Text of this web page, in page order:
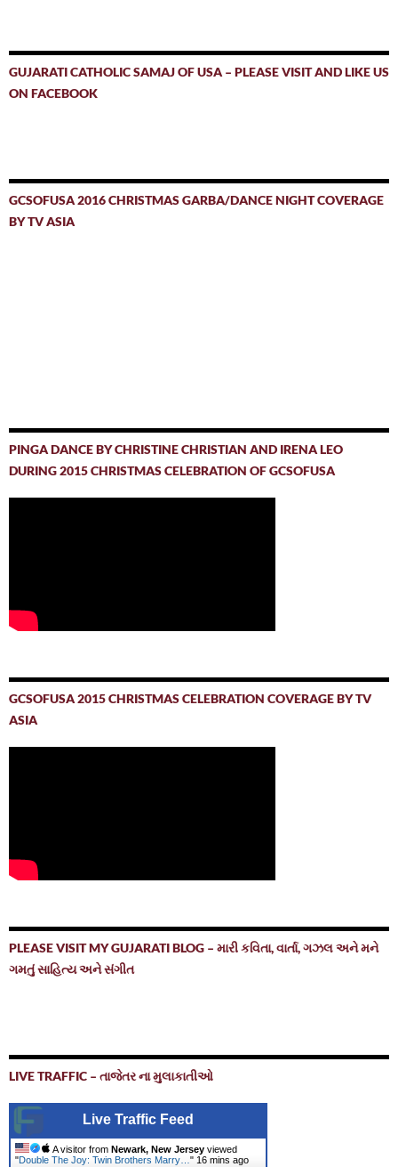
GUJARATI CATHOLIC SAMAJ OF USA – PLEASE VISIT AND LIKE US
ON FACEBOOK
GCSOFUSA 2016 CHRISTMAS GARBA/DANCE NIGHT COVERAGE
BY TV ASIA
PINGA DANCE BY CHRISTINE CHRISTIAN AND IRENA LEO
DURING 2015 CHRISTMAS CELEBRATION OF GCSOFUSA
GCSOFUSA 2015 CHRISTMAS CELEBRATION COVERAGE BY TV
ASIA
PLEASE VISIT MY GUJARATI BLOG – મારી કવિતા, વાર્તા, ગઝલ અને મને
ગમતું સાહિત્ય અને સંગીત
LIVE TRAFFIC – તાજેતર ના મુલાકાતીઓ
Live Traffic Feed
A visitor from Newark, New Jersey viewed
"Double The Joy: Twin Brothers Marry… " 16 mins ago